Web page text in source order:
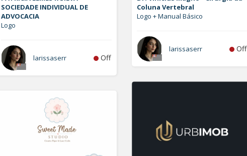
SOCIEDADE INDIVIDUAL DE
ADVOCACIA
Logo
larissaserr Off
Coluna Vertebral
Logo + Manual Básico
larissaserr Off